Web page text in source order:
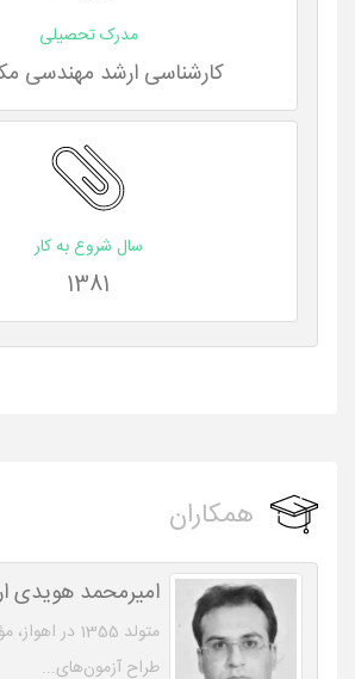
مدرک تحصیلی
کارشناسی ارشد مهندسی
سال شروع به کار
1381
همکاران
امیرمحمد هویدی
متولد 1355 در
طراح آزمون‌های...